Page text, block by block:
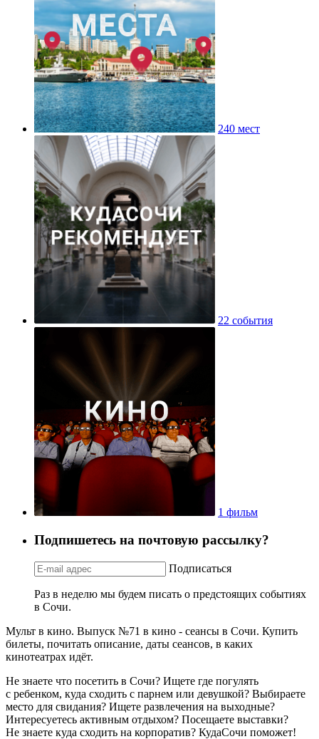
240 мест
22 события
1 фильм
Подпишетесь на почтовую рассылку?
Подписаться
Раз в неделю мы будем писать о предстоящих событиях
в Сочи.
Мульт в кино. Выпуск №71 в кино - сеансы в Сочи. Купить
билеты, почитать описание, даты сеансов, в каких
кинотеатрах идёт.
Не знаете что посетить в Сочи? Ищете где погулять
с ребенком, куда сходить с парнем или девушкой? Выбираете
место для свидания? Ищете развлечения на выходные?
Интересуетесь активным отдыхом? Посещаете выставки?
Не знаете куда сходить на корпоратив? КудаСочи поможет!